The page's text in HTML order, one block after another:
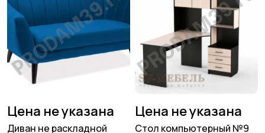
Цена не указана
Диван не раскладной
Цена не указана
Стол компьютерный №9